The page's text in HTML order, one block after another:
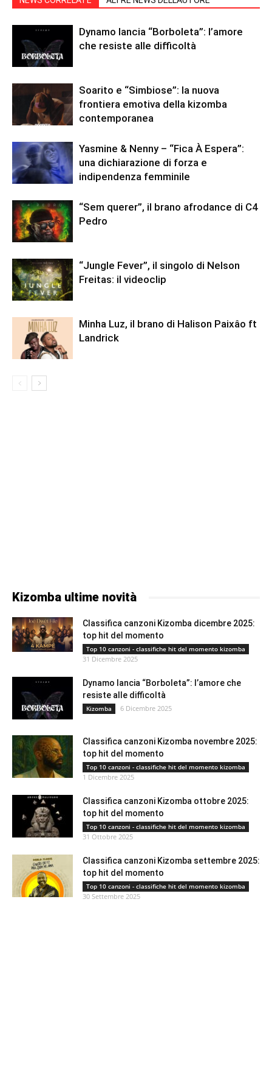
Dynamo lancia “Borboleta”: l’amore
che resiste alle difficoltà
Soarito e “Simbiose”: la nuova
frontiera emotiva della kizomba
contemporanea
Yasmine & Nenny – “Fica À Espera”:
una dichiarazione di forza e
indipendenza femminile
“Sem querer”, il brano afrodance di C4
Pedro
“Jungle Fever”, il singolo di Nelson
Freitas: il videoclip
Minha Luz, il brano di Halison Paixâo ft
Landrick
Kizomba ultime novità
Classifica canzoni Kizomba dicembre 2025:
top hit del momento
Top 10 canzoni - classifiche hit del momento kizomba
31 Dicembre 2025
Dynamo lancia “Borboleta”: l’amore che
resiste alle difficoltà
Kizomba 6 Dicembre 2025
Classifica canzoni Kizomba novembre 2025:
top hit del momento
Top 10 canzoni - classifiche hit del momento kizomba
1 Dicembre 2025
Classifica canzoni Kizomba ottobre 2025:
top hit del momento
Top 10 canzoni - classifiche hit del momento kizomba
31 Ottobre 2025
Classifica canzoni Kizomba settembre 2025:
top hit del momento
Top 10 canzoni - classifiche hit del momento kizomba
30 Settembre 2025